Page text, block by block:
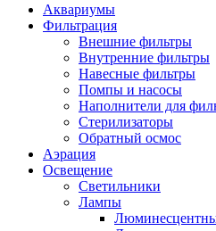
Аквариумы
Фильтрация
Внешние фильтры
Внутренние фильтры
Навесные фильтры
Помпы и насосы
Наполнители для
Стерилизаторы
Обратный осмос
Аэрация
Освещение
Светильники
Лампы